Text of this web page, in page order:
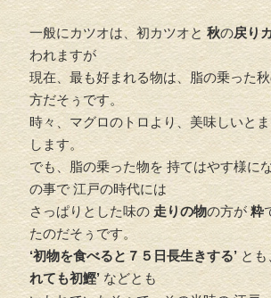
一般にカツオは、初カツオと秋の戻り
われますが
現在、最も好まれる物は、脂の乗った
方だそぅです。
時々、マグロのトロより、美味しいと
します。
でも、脂の乗った物を 持てはやす様に
の事で 江戸の時代には
さっぱりとした味の走りの物の方が 粋
たのだそぅです。
‘初物を食べると７５日長生きする’ とも
れても初鰹’ などとも